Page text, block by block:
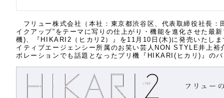
フリュー株式会社（本社：東京都渋谷区、代表取締役社長：
イクアップ”をテーマに写りの仕上がり・機能を進化させた最
機)、『HIKARI2（ヒカリ2）』を11月10日(木)に発売いたし
イティブエージェンシー所属のお笑い芸人NON STYLE井上
ボレーションでも話題となったプリ機『HIKARI(ヒカリ)』の